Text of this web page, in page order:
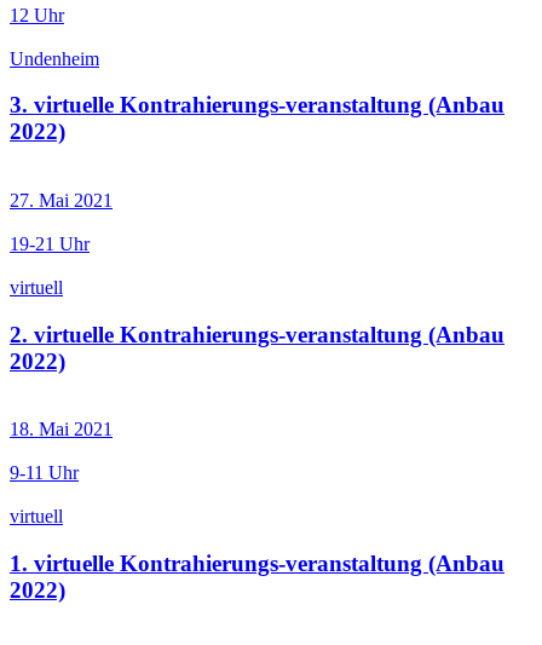
12 Uhr
Undenheim
3. virtuelle Kontrahierungs-veranstaltung (Anbau
2022)
27. Mai 2021
19-21 Uhr
virtuell
2. virtuelle Kontrahierungs-veranstaltung (Anbau
2022)
18. Mai 2021
9-11 Uhr
virtuell
1. virtuelle Kontrahierungs-veranstaltung (Anbau
2022)